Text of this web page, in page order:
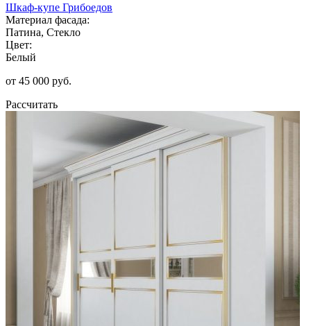
Шкаф-купе Грибоедов
Материал фасада:
Патина, Стекло
Цвет:
Белый
от 45 000 руб.
Рассчитать